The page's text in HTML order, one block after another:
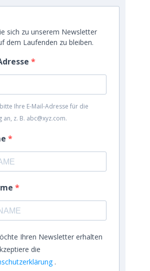
sich zu unserem Newsletter
dem Laufenden zu bleiben.
Ihre E-Mail-Adresse für die
an, z. B. abc@xyz.com.
Ihren Newsletter erhalten
die
.